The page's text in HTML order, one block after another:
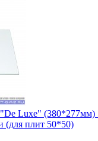
Luxe" (380*277мм)
(для плит 50*50)